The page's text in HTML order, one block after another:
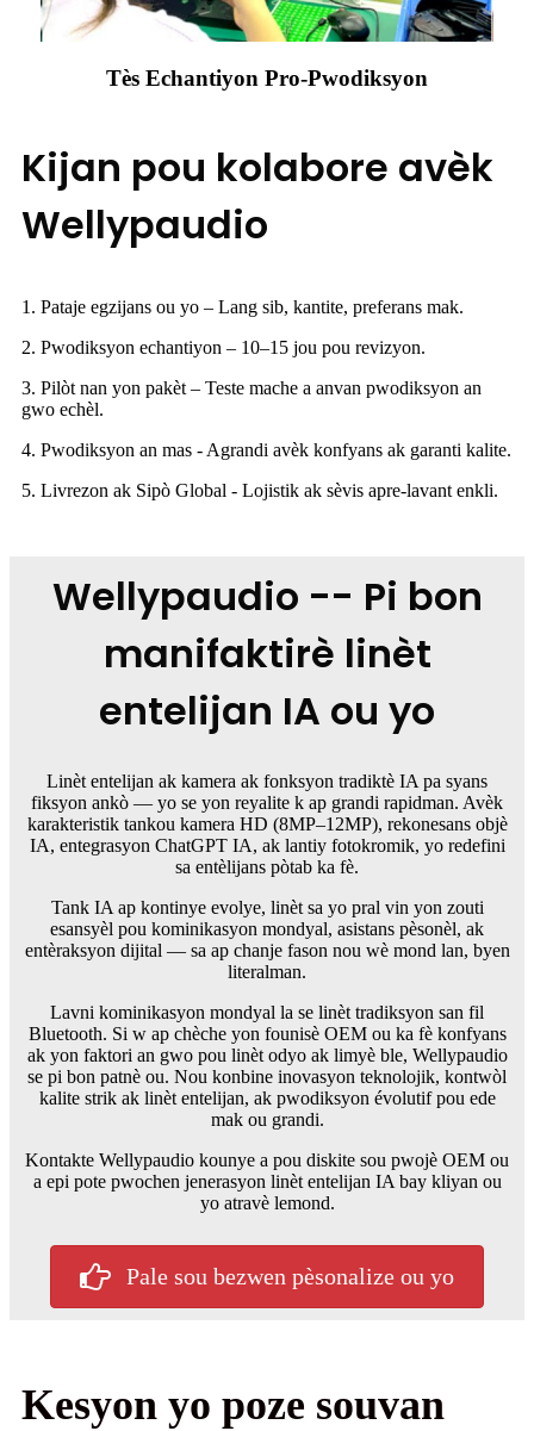
Tès Echantiyon Pro-Pwodiksyon
Kijan pou kolabore avèk
Wellypaudio
1. Pataje egzijans ou yo – Lang sib, kantite, preferans mak.
2. Pwodiksyon echantiyon – 10–15 jou pou revizyon.
3. Pilòt nan yon pakèt – Teste mache a anvan pwodiksyon an
gwo echèl.
4. Pwodiksyon an mas - Agrandi avèk konfyans ak garanti kalite.
5. Livrezon ak Sipò Global - Lojistik ak sèvis apre-lavant enkli.
Wellypaudio -- Pi bon
manifaktirè linèt
entelijan IA ou yo
Linèt entelijan ak kamera ak fonksyon tradiktè IA pa syans
fiksyon ankò — yo se yon reyalite k ap grandi rapidman. Avèk
karakteristik tankou kamera HD (8MP–12MP), rekonesans objè
IA, entegrasyon ChatGPT IA, ak lantiy fotokromik, yo redefini
sa entèlijans pòtab ka fè.
Tank IA ap kontinye evolye, linèt sa yo pral vin yon zouti
esansyèl pou kominikasyon mondyal, asistans pèsonèl, ak
entèraksyon dijital — sa ap chanje fason nou wè mond lan, byen
literalman.
Lavni kominikasyon mondyal la se linèt tradiksyon san fil
Bluetooth. Si w ap chèche yon founisè OEM ou ka fè konfyans
ak yon faktori an gwo pou linèt odyo ak limyè ble, Wellypaudio
se pi bon patnè ou. Nou konbine inovasyon teknolojik, kontwòl
kalite strik ak linèt entelijan, ak pwodiksyon évolutif pou ede
mak ou grandi.
Kontakte Wellypaudio kounye a pou diskite sou pwojè OEM ou
a epi pote pwochen jenerasyon linèt entelijan IA bay kliyan ou
yo atravè lemond.
Pale sou bezwen pèsonalize ou yo
Kesyon yo poze souvan